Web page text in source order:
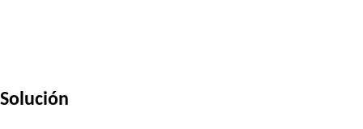
Solución